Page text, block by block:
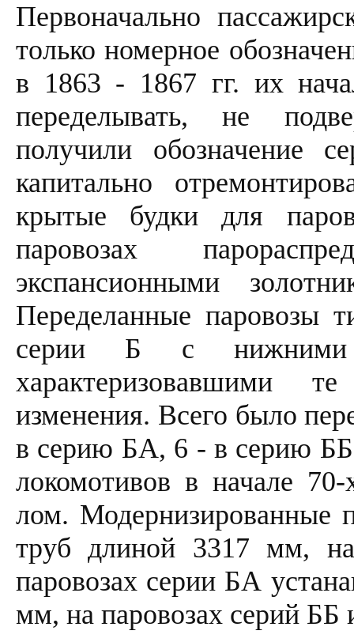
Первоначально
только номерное
в 1863 - 1867 гг. их
переделывать, не
получили обозначение
капитально
крытые будки для
паровозах
экспансионными
Переделанные паровозы
серии Б с
характеризовавшими
изменения. Всего было
в серию БА, 6 - в серию
локомотивов в начале
лом. Модернизированные
труб длиной 3317 мм,
паровозах серии БА
мм, на паровозах серий